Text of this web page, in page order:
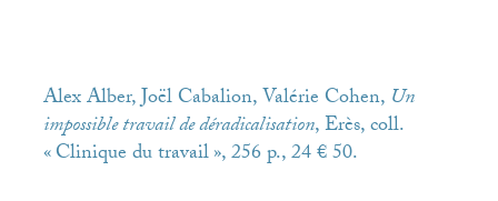
Alex Alber, Joël Cabalion, Valérie Cohen, Un
impossible travail de déradicalisation, Erès, coll.
«Clinique du travail», 256 p., 24 € 50.